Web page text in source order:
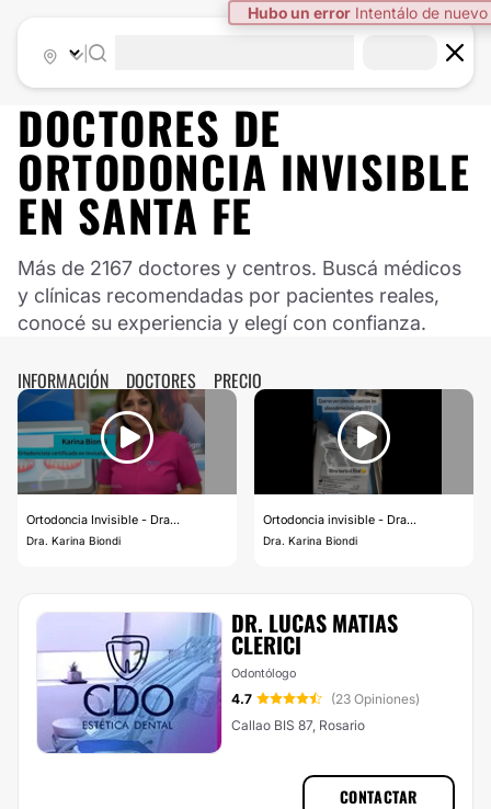
DOCTORES DE
ORTODONCIA INVISIBLE
EN SANTA FE
Más de 2167 doctores y centros. Buscá médicos
y clínicas recomendadas por pacientes reales,
conocé su experiencia y elegí con confianza.
INFORMACIÓN DOCTORES PRECIO
Ortodoncia Invisible - Dra...
Dra. Karina Biondi
Ortodoncia invisible - Dra...
Dra. Karina Biondi
DR. LUCAS MATIAS
CLERICI
Odontólogo
4.7
(23 Opiniones)
Callao BIS 87, Rosario
CONTACTAR